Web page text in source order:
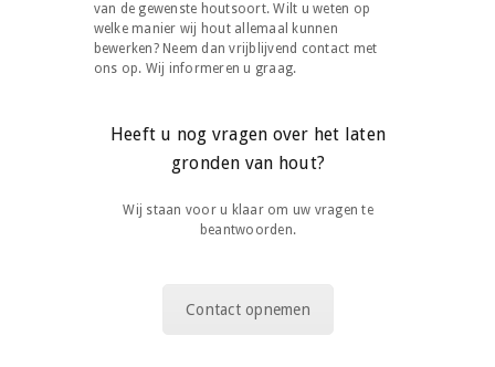
van de gewenste houtsoort. Wilt u weten op
welke manier wij hout allemaal kunnen
bewerken? Neem dan vrijblijvend contact met
ons op. Wij informeren u graag.
Heeft u nog vragen over het laten
gronden van hout?
Wij staan voor u klaar om uw vragen te
beantwoorden.
Contact opnemen